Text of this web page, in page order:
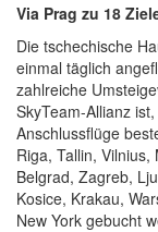
Via Prag zu 18
Die tschechische
einmal täglich
zahlreiche
SkyTeam-Allianz
Anschlussflüge
Riga, Tallin,
Belgrad, Zagreb,
Kosice, Krakau,
New York gebucht